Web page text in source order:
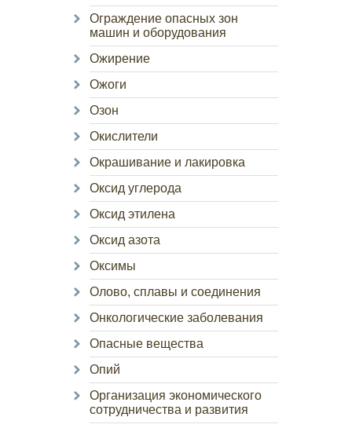
Ограждение опасных зон
машин и оборудования
Ожирение
Ожоги
Озон
Окислители
Окрашивание и лакировка
Оксид углерода
Оксид этилена
Оксид азота
Оксимы
Олово, сплавы и соединения
Онкологические заболевания
Опасные вещества
Опий
Организация экономического
сотрудничества и развития